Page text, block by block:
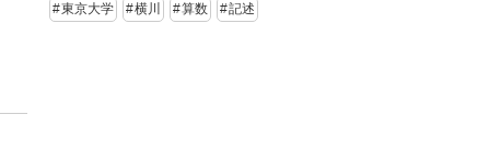
東京大学 横川 算数 記述